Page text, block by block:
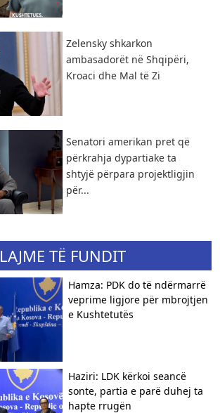
Zelensky shkarkon
ambasadorët në Shqipëri,
Kroaci dhe Mal të Zi
Senatori amerikan pret që
përkrahja dypartiake ta
shtyjë përpara projektligjin
për...
LAJME TË FUNDIT
Hamza: PDK do të ndërmarrë
veprime ligjore për mbrojtjen
e Kushtetutës
Haziri: LDK kërkoi seancë
sonte, partia e parë duhej ta
hapte rrugën